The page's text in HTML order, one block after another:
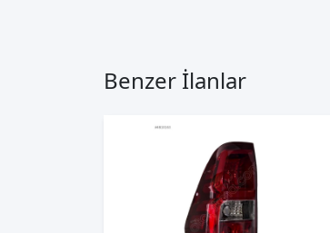
Benzer İlanlar